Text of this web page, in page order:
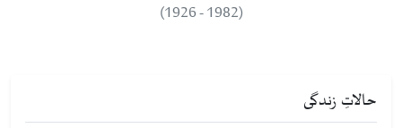
(1982 - 1926)
حالاتِ زندگی